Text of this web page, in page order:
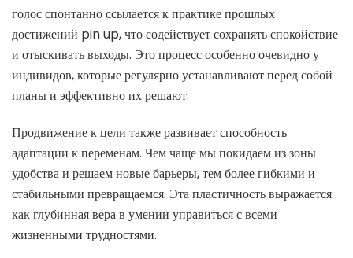
голос спонтанно ссылается к практике прошлых
достижений pin up, что содействует сохранять спокойствие
и отыскивать выходы. Это процесс особенно очевидно у
индивидов, которые регулярно устанавливают перед собой
планы и эффективно их решают.
Продвижение к цели также развивает способность
адаптации к переменам. Чем чаще мы покидаем из зоны
удобства и решаем новые барьеры, тем более гибкими и
стабильными превращаемся. Эта пластичность выражается
как глубинная вера в умении управиться с всеми
жизненными трудностями.